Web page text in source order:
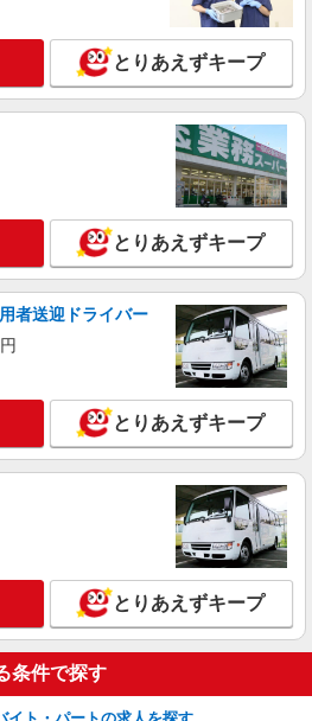
詳細を見る
事No/0851083
の検査など
大阪市生野区 ＊送迎あり
詳細を見る
事No/0875116
円交通費全額支給
大阪市生野区
詳細を見る
とりあえずキープ
とりあえずキープ
者送迎ドライバー
とりあえずキープ
とりあえずキープ
条件で探す